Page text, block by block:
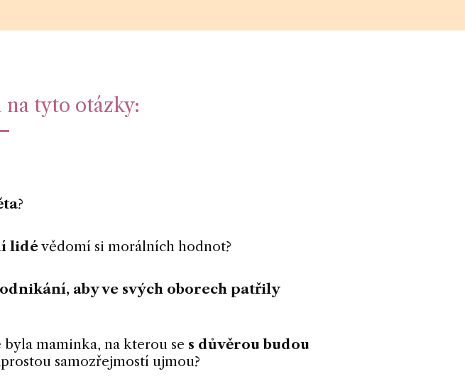
na tyto otázky:
?
lidévědomí si morálních hodnot?
aby ve svých oborech patřily
byla maminka, na kterou se s důvěrou budou
samozřejmostí ujmou?